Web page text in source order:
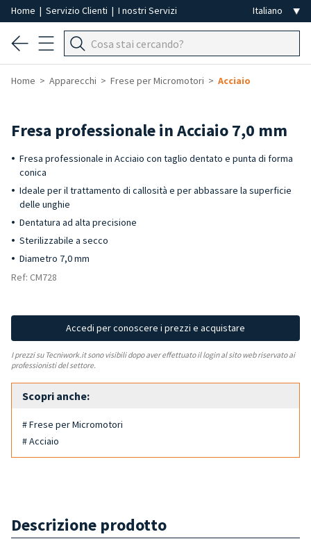
Home | Servizio Clienti | I nostri Servizi
Home Apparecchi Frese per Micromotori Acciaio
Fresa professionale in Acciaio 7,0 mm
Fresa professionale in Acciaio con taglio dentato e punta di forma
conica
Ideale per il trattamento di callosità e per abbassare la superficie
delle unghie
Dentatura ad alta precisione
Sterilizzabile a secco
Diametro 7,0 mm
Ref: CM728
Accedi per conoscere i prezzi e acquistare
I prezzi su Tecniwork.it sono visibili dopo aver effettuato il login al sito web riservato ai
professionisti del settore.
Scopri anche:
# Frese per Micromotori
# Acciaio
Descrizione prodotto